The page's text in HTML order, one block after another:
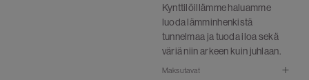
Kynttilöillämme haluamme
luoda lämminhenkistä
tunnelmaa ja tuoda iloa sekä
väriä niin arkeen kuin juhlaan.
Maksutavat